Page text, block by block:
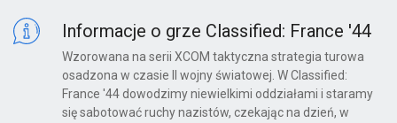
Informacje o grze Classified: France '44
Wzorowana na serii XCOM taktyczna strategia turowa
osadzona w czasie II wojny światowej. W Classified:
France '44 dowodzimy niewielkimi oddziałami i staramy
się sabotować ruchy nazistów, czekając na dzień, w